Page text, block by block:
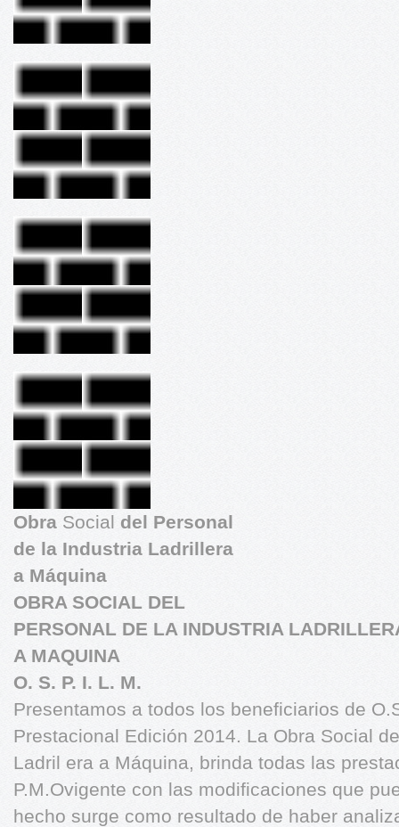
Obra Social del Personal
de la Industria Ladrillera
a Máquina
OBRA SOCIAL DEL
PERSONAL DE LA INDUSTRIA
A MAQUINA
O. S. P. I. L. M.
Presentamos a todos los beneficiarios de
Prestacional Edición 2014. La Obra Social
Ladril era a Máquina, brinda todas las
P.M.Ovigente con las modificaciones que
hecho surge como resultado de haber